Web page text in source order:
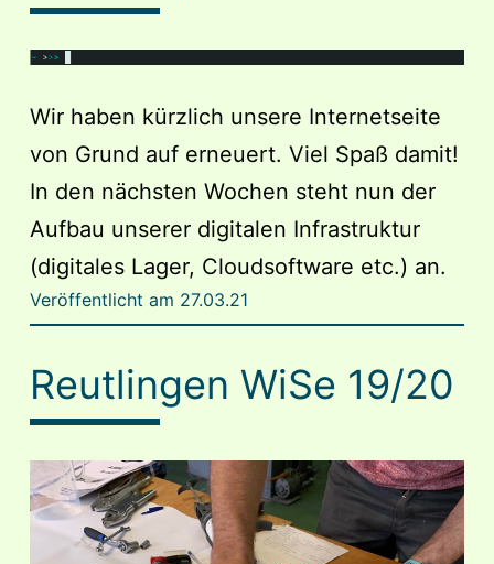
Wir haben kürzlich unsere Internetseite
von Grund auf erneuert. Viel Spaß damit!
In den nächsten Wochen steht nun der
Aufbau unserer digitalen Infrastruktur
(digitales Lager, Cloudsoftware etc.) an.
Veröffentlicht am 27.03.21
Reutlingen WiSe 19/20